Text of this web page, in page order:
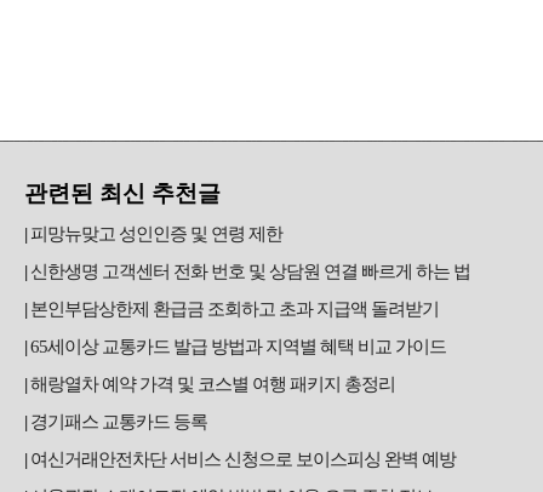
관련된 최신 추천글
피망뉴맞고 성인인증 및 연령 제한
신한생명 고객센터 전화 번호 및 상담원 연결 빠르게 하는 법
본인부담상한제 환급금 조회하고 초과 지급액 돌려받기
65세이상 교통카드 발급 방법과 지역별 혜택 비교 가이드
해랑열차 예약 가격 및 코스별 여행 패키지 총정리
경기패스 교통카드 등록
여신거래안전차단 서비스 신청으로 보이스피싱 완벽 예방